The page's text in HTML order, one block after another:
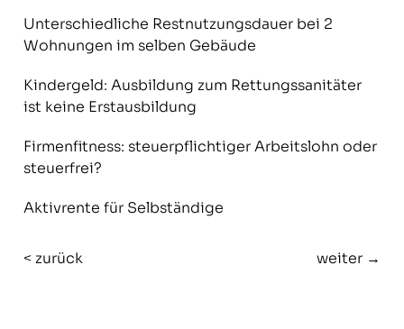
Unterschiedliche Restnutzungsdauer bei 2
Wohnungen im selben Gebäude
Kindergeld: Ausbildung zum Rettungssanitäter
ist keine Erstausbildung
Firmenfitness: steuerpflichtiger Arbeitslohn oder
steuerfrei?
Aktivrente für Selbständige
< zurück weiter →